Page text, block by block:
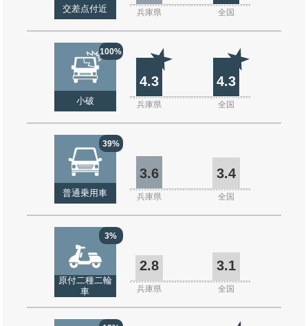
交差点付近 兵庫県 全国
100%
小破
4.3 4.3
兵庫県 全国
39%
普通乗用車
3.6 3.4
兵庫県 全国
3%
原付二種二輪
車
2.8 3.1
兵庫県 全国